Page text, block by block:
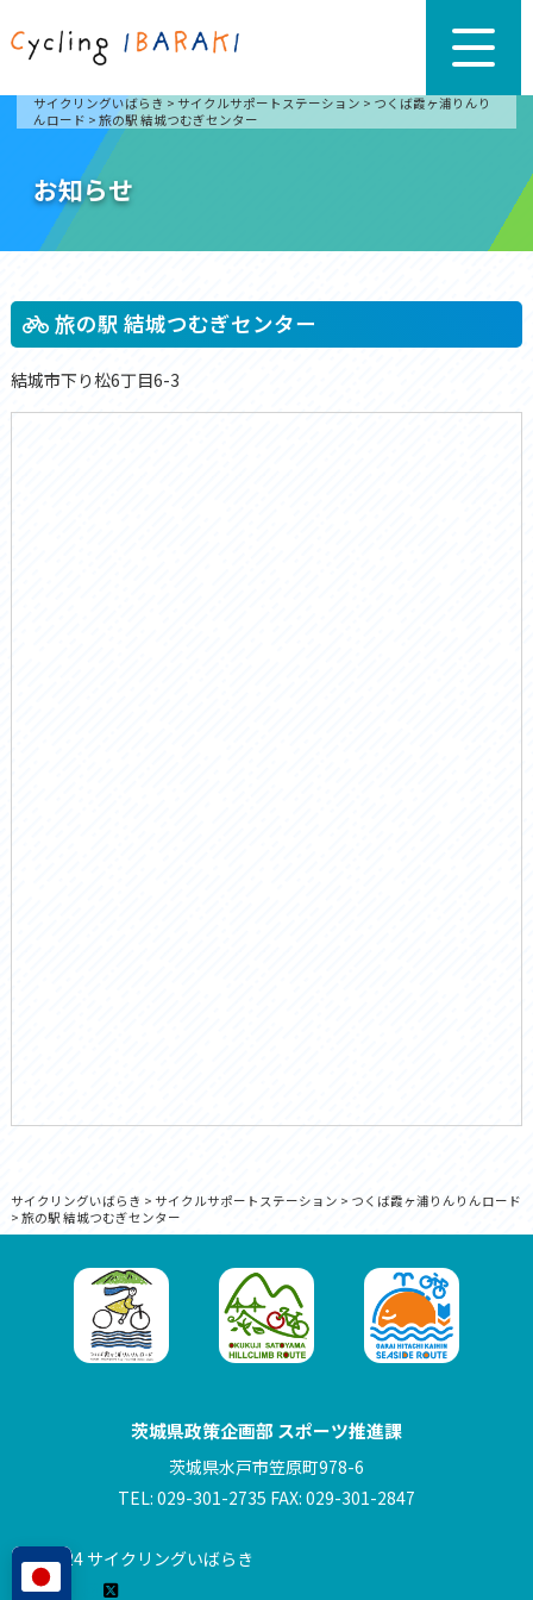
サイクリングいばらき > サイクルサポートステーション > つくば霞ヶ浦りんり
んロード > 旅の駅 結城つむぎセンター
お知らせ
旅の駅 結城つむぎセンター
結城市下り松6丁目6-3
サイクリングいばらき > サイクルサポートステーション > つくば霞ヶ浦りんりんロード
> 旅の駅 結城つむぎセンター
茨城県政策企画部 スポーツ推進課
茨城県水戸市笠原町978-6
TEL: 029-301-2735 FAX: 029-301-2847
© 2024 サイクリングいばらき